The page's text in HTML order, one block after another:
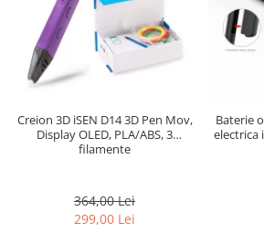
Creion 3D iSEN D14 3D Pen Mov,
Display OLED, PLA/ABS, 3
filamente
364,00 Lei
299,00 Lei
Baterie
electrica